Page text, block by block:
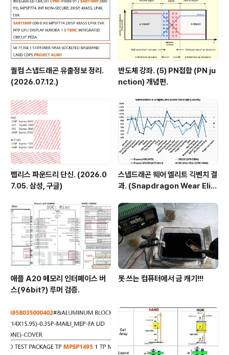
다고 했는데그렇다면 애로우 레이크의 컴퓨트 타일은 메테
오 레이..
퀄컴 스냅드래곤 유출정보 정리.
(2026.07.12.)
반도체 강좌. (5) PN접합 (PN ju
nction) 개념편.
팹리스 파운드리 단신. (2026.0
7.05. 삼성, 구글)
스냅드래곤 웨어 엘리트 긱벤치 결
과. (Snapdragon Wear Elit
애플 A20 메모리 인터페이스 버
스(96bit?) 루머 검증.
못 쓰는 컴퓨터에서 금 캐기!!!